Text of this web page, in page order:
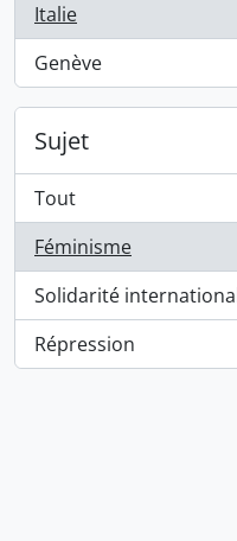
Italie
, 1 résultats
Genève
, 1 résultats
Sujet
Tout
Féminisme
, 1 résultats
Solidarité
, 1 résultats
Répression
, 1 résultats